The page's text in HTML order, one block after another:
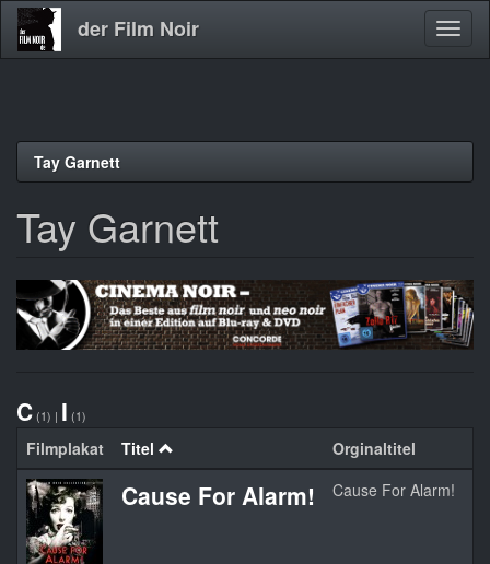
Direkt
der Film Noir
Tay Garnett
Tay Garnett
C (1) | I (1)
Filmplakat Titel Orginaltitel
Cause For Alarm! Cause For Alarm!